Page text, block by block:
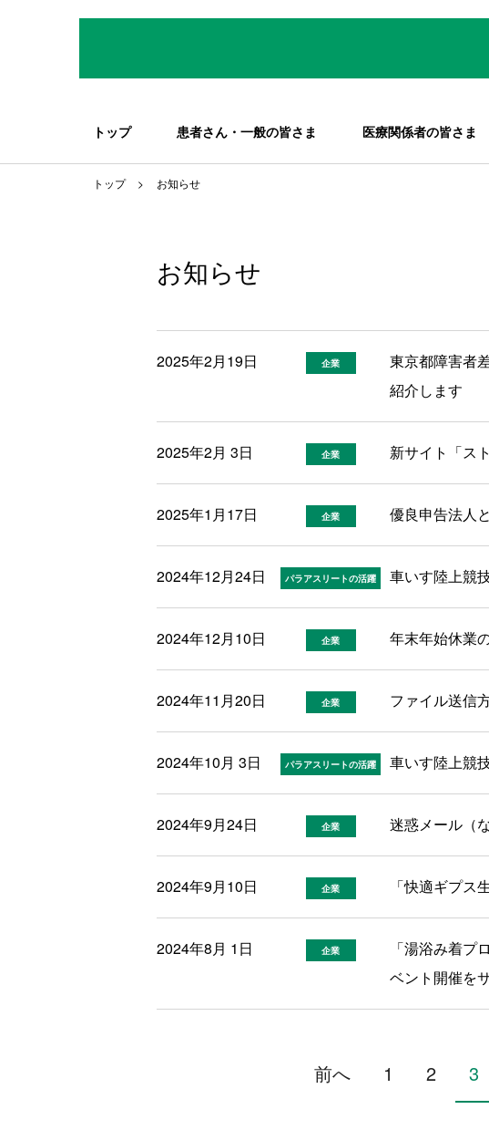
トップ 患者さん・一般の皆さま 医療関係者の皆さま
トップ お知らせ
お知らせ
2025年2月19日 企業
東京都障害者
紹介します
2025年2月 3日 企業 新サイト「ス
2025年1月17日 企業 優良申告法人
2024年12月24日 パラアスリートの活躍 車いす陸上競
2024年12月10日 企業 年末年始休業
2024年11月20日 企業 ファイル送信
2024年10月 3日 パラアスリートの活躍 車いす陸上競
2024年9月24日 企業 迷惑メール（
2024年9月10日 企業 「快適ギプス
2024年8月 1日 企業
「湯浴み着
ベント開催を
前へ 1 2 3